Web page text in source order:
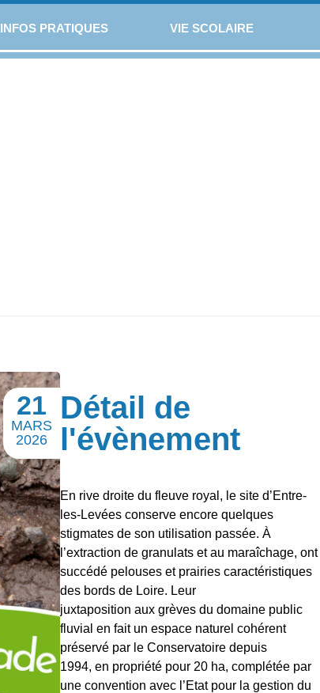
INFOS PRATIQUES VIE SCOLAIRE
21
MARS
2026
Détail de
l'évènement
En rive droite du fleuve royal, le site d’Entre-
les-Levées conserve encore quelques
stigmates de son utilisation passée. À
l’extraction de granulats et au maraîchage, ont
succédé pelouses et prairies caractéristiques
des bords de Loire. Leur
juxtaposition aux grèves du domaine public
fluvial en fait un espace naturel cohérent
préservé par le Conservatoire depuis
1994, en propriété pour 20 ha, complétée par
une convention avec l’Etat pour la gestion du